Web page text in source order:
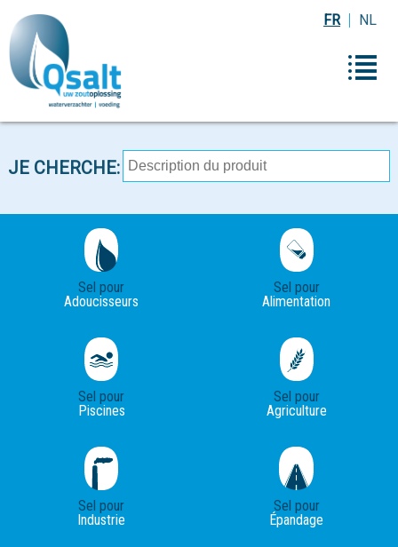
NL
FR
JE CHERCHE:
Sel pour
Adoucisseurs
Sel pour
Alimentation
Sel pour
Piscines
Sel pour
Agriculture
Sel pour
Industrie
Sel pour
Épandage